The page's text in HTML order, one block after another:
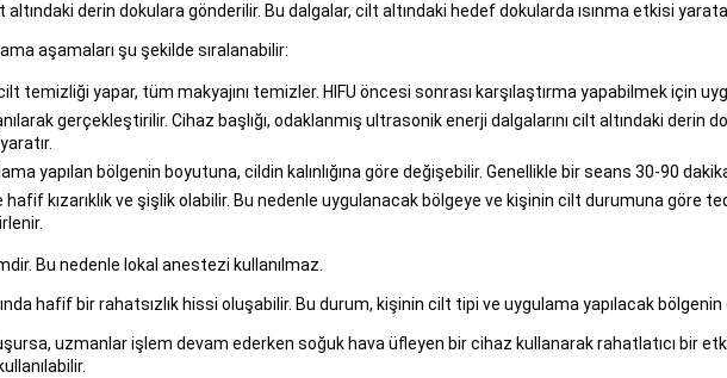
altındaki derin dokulara gönderilir. Bu dalgalar, cilt altındaki hedef dokularda ısınma etkisi
aşamaları şu şekilde sıralanabilir:
temizliği yapar, tüm makyajını temizler. HIFU öncesi sonrası karşılaştırma yapabilmek için
gerçekleştirilir. Cihaz başlığı, odaklanmış ultrasonik enerji dalgalarını cilt altındaki derin
yapılan bölgenin boyutuna, cildin kalınlığına göre değişebilir. Genellikle bir seans 30-90
kızarıklık ve şişlik olabilir. Bu nedenle uygulanacak bölgeye ve kişinin cilt durumuna göre
Bu nedenle lokal anestezi kullanılmaz.
hafif bir rahatsızlık hissi oluşabilir. Bu durum, kişinin cilt tipi ve uygulama yapılacak
uzmanlar işlem devam ederken soğuk hava üfleyen bir cihaz kullanarak rahatlatıcı bir